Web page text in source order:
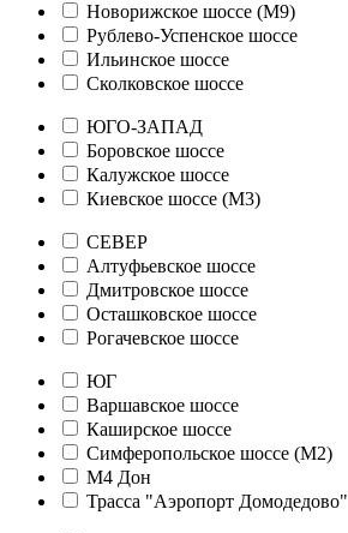
Новорижское шоссе (М9)
Рублево-Успенское шоссе
Ильинское шоссе
Сколковское шоссе
ЮГО-ЗАПАД
Боровское шоссе
Калужское шоссе
Киевское шоссе (М3)
СЕВЕР
Алтуфьевское шоссе
Дмитровское шоссе
Осташковское шоссе
Рогачевское шоссе
ЮГ
Варшавское шоссе
Каширское шоссе
Симферопольское шоссе (М2)
М4 Дон
Трасса "Аэропорт Домодедово"